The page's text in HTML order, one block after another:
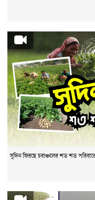
সুদিন ফিরছে চরাঞ্চলের শত শত